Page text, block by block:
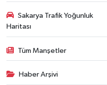
Sakarya Trafik Yoğunluk
Haritası
Tüm Manşetler
Haber Arşivi